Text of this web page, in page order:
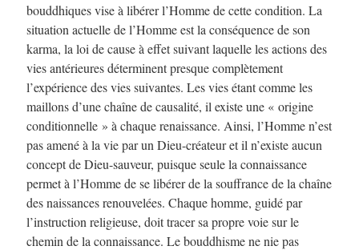
bouddhiques vise à libérer l’Homme de cette condition. La
situation actuelle de l’Homme est la conséquence de son
karma, la loi de cause à effet suivant laquelle les actions des
vies antérieures déterminent presque complètement
l’expérience des vies suivantes. Les vies étant comme les
maillons d’une chaîne de causalité, il existe une « origine
conditionnelle » à chaque renaissance. Ainsi, l’Homme n’est
pas amené à la vie par un Dieu-créateur et il n’existe aucun
concept de Dieu-sauveur, puisque seule la connaissance
permet à l’Homme de se libérer de la souffrance de la chaîne
des naissances renouvelées. Chaque homme, guidé par
l’instruction religieuse, doit tracer sa propre voie sur le
chemin de la connaissance. Le bouddhisme ne nie pas